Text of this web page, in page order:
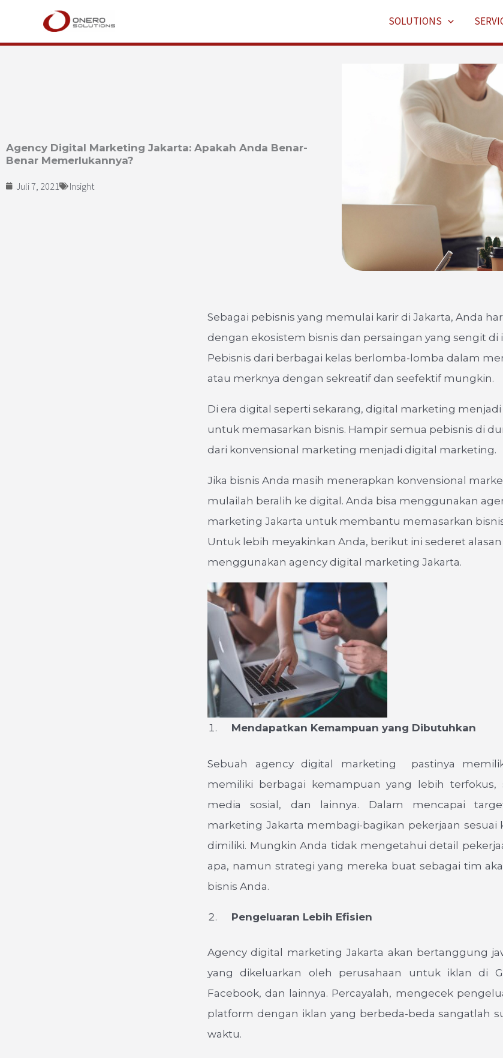
konten
SOLUTIONS
Agency Digital Marketing Jakarta: Apakah Anda Benar-
Benar Memerlukannya?
Juli 7, 2021 Insight
Sebagai pebisnis yang memulai karir di Jakarta, Anda
dengan ekosistem bisnis dan persaingan yang sengit di
Pebisnis dari berbagai kelas berlomba-lomba dalam
atau merknya dengan sekreatif dan seefektif mungkin.
Di era digital seperti sekarang, digital marketing
untuk memasarkan bisnis. Hampir semua pebisnis di
dari konvensional marketing menjadi digital marketing.
Jika bisnis Anda masih menerapkan konvensional
mulailah beralih ke digital. Anda bisa menggunakan
marketing Jakarta untuk membantu memasarkan
Untuk lebih meyakinkan Anda, berikut ini sederet
menggunakan agency digital marketing Jakarta.
Mendapatkan Kemampuan yang Dibutuhkan
Sebuah agency digital marketing pastinya
memiliki berbagai kemampuan yang lebih terfokus,
media sosial, dan lainnya. Dalam mencapai
marketing Jakarta membagi-bagikan pekerjaan sesuai
dimiliki. Mungkin Anda tidak mengetahui detail
apa, namun strategi yang mereka buat sebagai tim
bisnis Anda.
Pengeluaran Lebih Efisien
Agency digital marketing Jakarta akan bertanggung
yang dikeluarkan oleh perusahaan untuk iklan di
Facebook, dan lainnya. Percayalah, mengecek
platform dengan iklan yang berbeda-beda sangatlah
waktu.